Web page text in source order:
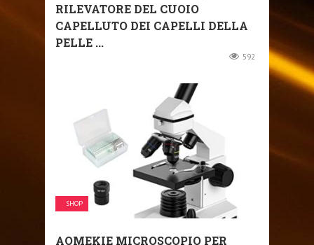
RILEVATORE DEL CUOIO
CAPELLUTO DEI CAPELLI DELLA
PELLE ...
592
SHOP
AOMEKIE MICROSCOPIO PER